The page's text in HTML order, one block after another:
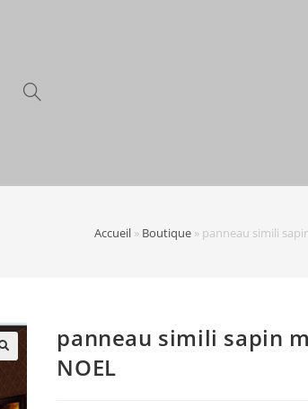
Accueil » Boutique » panneau simili
panneau simili sapin
NOEL